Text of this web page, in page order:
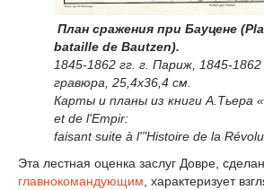
План сражения при Бауцене
bataille de Bautzen).
1845-1862 гг. г. Париж, 1845-1862
гравюра, 25,4х36,4 см.
Карты и планы из книги А.Тьера
et de l'Empir:
faisant suite à l'"Histoire de la
Эта лестная оценка заслуг Довре,
главнокомандующим , характеризует